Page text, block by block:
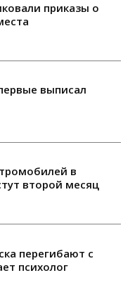
приказы о
выписал
в
второй месяц
перегибают с
психолог